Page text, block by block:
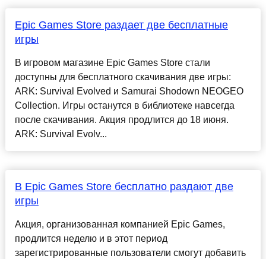
Epic Games Store раздает две бесплатные
игры
В игровом магазине Epic Games Store стали
доступны для бесплатного скачивания две игры:
ARK: Survival Evolved и Samurai Shodown NEOGEO
Collection. Игры останутся в библиотеке навсегда
после скачивания. Акция продлится до 18 июня.
ARK: Survival Evolv...
В Epic Games Store бесплатно раздают две
игры
Акция, организованная компанией Epic Games,
продлится неделю и в этот период
зарегистрированные пользователи смогут добавить